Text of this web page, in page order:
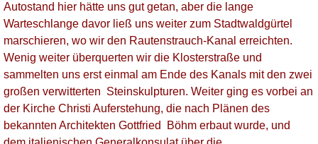
Autostand hier hätte uns gut getan, aber die lange
Warteschlange davor ließ uns weiter zum Stadtwaldgürtel
marschieren, wo wir den Rautenstrauch-Kanal erreichten.
Wenig weiter überquerten wir die Klosterstraße und
sammelten uns erst einmal am Ende des Kanals mit den zwei
großen verwitterten Steinskulpturen. Weiter ging es vorbei an
der Kirche Christi Auferstehung, die nach Plänen des
bekannten Architekten Gottfried Böhm erbaut wurde, und